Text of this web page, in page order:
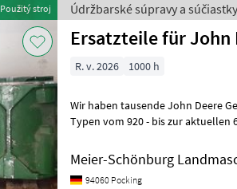
Použitý stroj Údržbarské súpravy a
Ersatzteile für John
R. v. 2026 1000 h
Wir haben tausende John Deere
Typen vom 920 - bis zur aktuellen 6-R Serie. Wir
Meier-Schönburg
94060 Pocking